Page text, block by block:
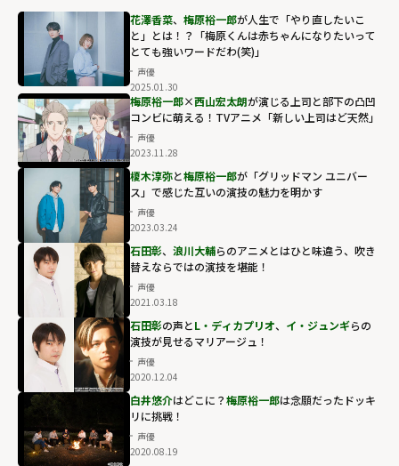
花澤香菜、 梅原裕一郎が人生で「やり直したいこ
と」とは！？「梅原くんは赤ちゃんになりたいって
とても強いワードだわ(笑)」
声優
2025.01.30
梅原裕一郎×西山宏太朗が演じる上司と部下の凸凹
コンビに萌える！TVアニメ「新しい上司はど天然」
声優
2023.11.28
榎木淳弥と梅原裕一郎が「グリッドマン ユニバー
ス」で感じた互いの演技の魅力を明かす
声優
2023.03.24
石田彰、 浪川大輔らのアニメとはひと味違う、吹き
替えならではの演技を堪能！
声優
2021.03.18
石田彰の声とL・ディカプリオ、 イ・ジュンギらの
演技が見せるマリアージュ！
声優
2020.12.04
白井悠介はどこに？梅原裕一郎は念願だったドッキ
リに挑戦！
声優
2020.08.19